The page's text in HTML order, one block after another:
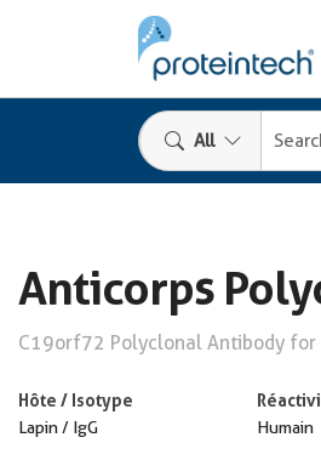
All
Anticorps
C19orf72 Polyclonal Antibody for
Hôte / Isotype
Lapin / IgG Humain